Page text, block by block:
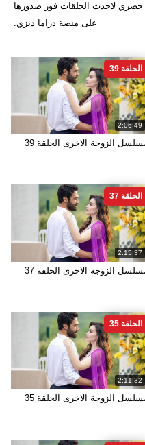
حصري لاحدث الحلقات فور صدورها
على منصة دراما ديزي.
2:06:49
الحلقة 39
الزوجة الاخرى الحلقة 39
2:15:37
الحلقة 37
الزوجة الاخرى الحلقة 37
2:11:32
الحلقة 35
الزوجة الاخرى الحلقة 35